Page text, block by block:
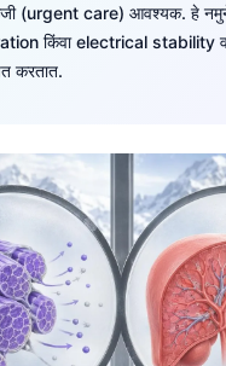
(urgent care) आवश्यक. हे
किंवा electrical stability
करतात.